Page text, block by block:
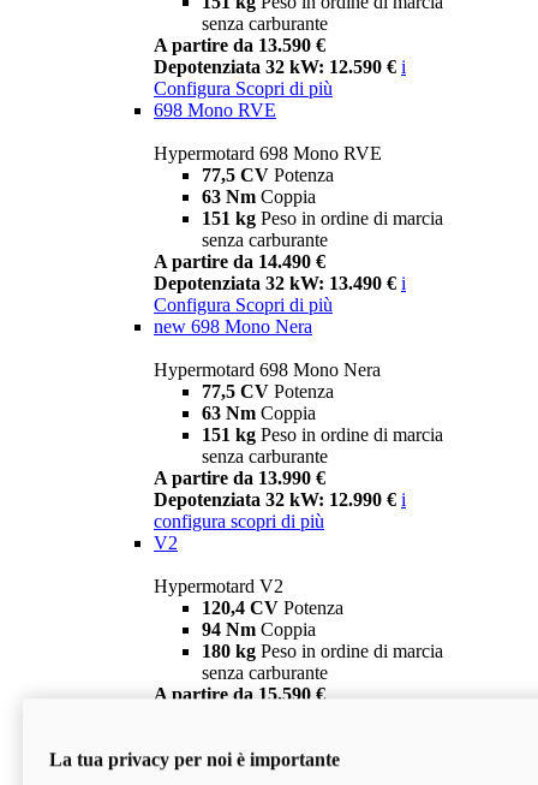
senza carburante
A partire da 13.590 €
Depotenziata 32 kW: 12.590 € i
Configura Scopri di più
698 Mono RVE
Hypermotard 698 Mono RVE
77,5 CV Potenza
63 Nm Coppia
151 kg Peso in ordine di marcia
senza carburante
A partire da 14.490 €
Depotenziata 32 kW: 13.490 € i
Configura Scopri di più
new 698 Mono Nera
Hypermotard 698 Mono Nera
77,5 CV Potenza
63 Nm Coppia
151 kg Peso in ordine di marcia
senza carburante
A partire da 13.990 €
Depotenziata 32 kW: 12.990 € i
configura scopri di più
V2
Hypermotard V2
120,4 CV Potenza
94 Nm Coppia
180 kg Peso in ordine di marcia
senza carburante
A partire da 15.590 €
V2 SP
La tua privacy per noi è importante